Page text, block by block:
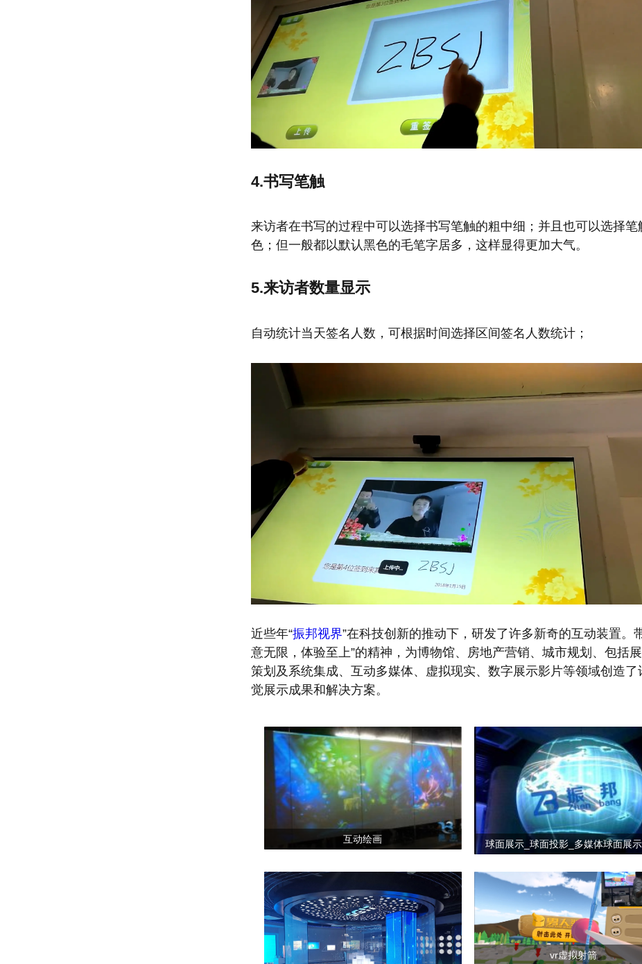
4.书写笔触
来访者在书写的过程中可以选择书写笔触的粗中细；并且也可以选择笔
色；但一般都以默认黑色的毛笔字居多，这样显得更加大气。
5.来访者数量显示
自动统计当天签名人数，可根据时间选择区间签名人数统计；
近些年“振邦视界”在科技创新的推动下，研发了许多新奇的互动装置。
意无限，体验至上”的精神，为博物馆、房地产营销、城市规划、包括
策划及系统集成、互动多媒体、虚拟现实、数字展示影片等领域创造了
觉展示成果和解决方案。
互动绘画 球面展示_球面投影_多媒体球面展
vr虚拟射箭